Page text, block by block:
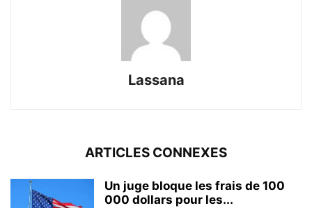
Lassana
ARTICLES CONNEXES
Un juge bloque les frais de 100
000 dollars pour les...